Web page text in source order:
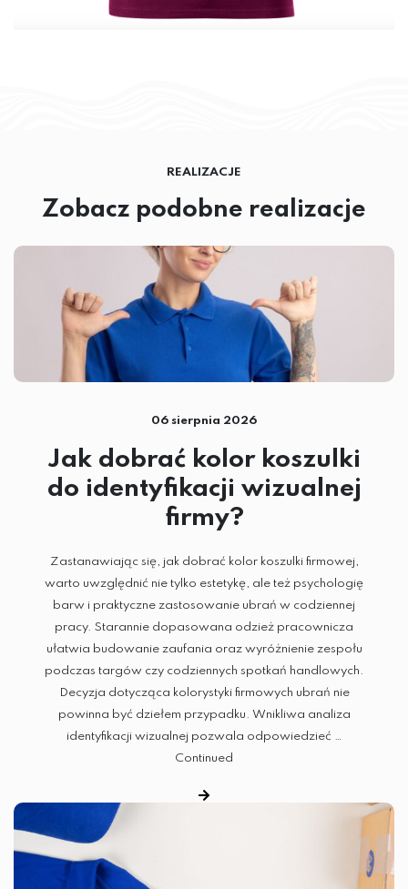
REALIZACJE
Zobacz podobne realizacje
06 sierpnia 2026
Jak dobrać kolor koszulki
do identyfikacji wizualnej
firmy?
Zastanawiając się, jak dobrać kolor koszulki firmowej,
warto uwzględnić nie tylko estetykę, ale też psychologię
barw i praktyczne zastosowanie ubrań w codziennej
pracy. Starannie dopasowana odzież pracownicza
ułatwia budowanie zaufania oraz wyróżnienie zespołu
podczas targów czy codziennych spotkań handlowych.
Decyzja dotycząca kolorystyki firmowych ubrań nie
powinna być dziełem przypadku. Wnikliwa analiza
identyfikacji wizualnej pozwala odpowiedzieć …
Continued